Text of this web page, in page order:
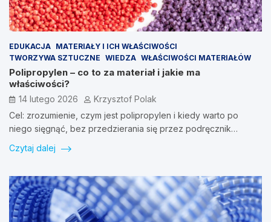
EDUKACJA MATERIAŁY I ICH WŁAŚCIWOŚCI
TWORZYWA SZTUCZNE WIEDZA WŁAŚCIWOŚCI MATERIAŁÓW
Polipropylen – co to za materiał i jakie ma
właściwości?
14 lutego 2026
Krzysztof Polak
Cel: zrozumienie, czym jest polipropylen i kiedy warto po
niego sięgnąć, bez przedzierania się przez podręcznik…
Czytaj dalej